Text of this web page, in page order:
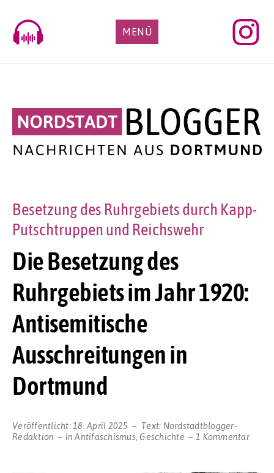
content
MENÜ
Die Besetzung des
Ruhrgebiets im Jahr 1920:
Antisemitische
Ausschreitungen in
Dortmund
Besetzung des Ruhrgebiets durch Kapp-
Putschtruppen und Reichswehr
Veröffentlicht: 18. April 2025 Text: Nordstadtblogger-
Redaktion
InAntifaschismus,Geschichte 1 Kommentarzu